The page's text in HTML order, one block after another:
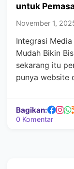
untuk
November 1,
Integrasi
Mudah Bikin
sekarang itu
punya website
Bagikan:
0 Komentar